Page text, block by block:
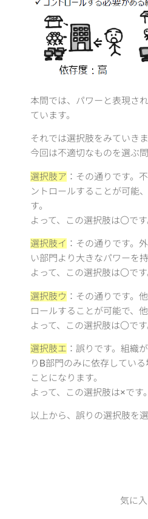
本問では、パワーと表現さ
ています。
それでは選択肢をみていきま
今回は不適切なものを選ぶ問
選択肢ア ：その通りです。
ントロールすることが可能
す。
よって、この選択肢は〇です
選択肢イ ：その通りです。
い部門より大きなパワーを持
よって、この選択肢は〇です
選択肢ウ ：その通りです。
ロールすることが可能で、
よって、この選択肢は〇です
選択肢エ ：誤りです。組織
りB部門のみに依存してい
ことになります。
よって、この選択肢は×です。
以上から、誤りの選択肢を
気に